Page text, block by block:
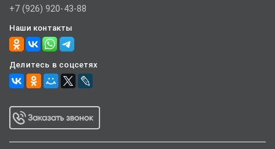
+7 (926) 920-43-88
Наши контакты
Делитесь в соцсетях